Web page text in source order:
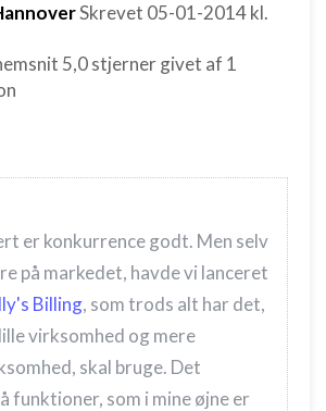
Skrevet 05-01-2014kl.
5,0stjerner givet af 1
er konkurrence godt. Men selv
på markedet, havde vi lanceret
Billing, som trods alt har det,
virksomhed og mere
skal bruge. Det
funktioner, som i mine øjne er